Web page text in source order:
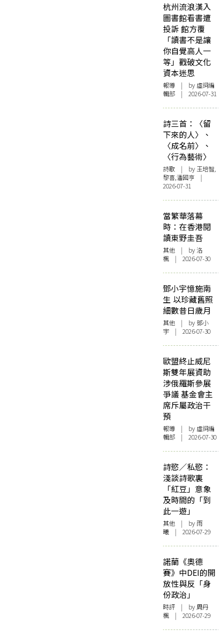
杭州流浪漢入
圖書館看書遭
投訴 館方覆
「讀書不是讓
你自覺高人一
等」戳破文化
資本迷思
報導 | by 虛詞編
輯部 | 2026-07-31
詩三首：〈留
下來的人〉、
〈成名前〉、
〈行為藝術〉
詩歌 | by 王培智,
黎喜,潘國亨 |
2026-07-31
當繁華落幕
時：在香港閱
讀東野圭吾
其他 | by洛
楓 | 2026-07-30
鄧小宇憶施南
生 以珍藏舊照
細數昔日歲月
其他 | by 鄧小
宇 | 2026-07-30
歐盟終止威尼
斯雙年展資助
涉俄羅斯參展
爭議 基金會主
席斥屬政治干
預
報導 | by 虛詞編
輯部 | 2026-07-30
詩慾／私慾：
淺談詩歌裏
「紅豆」意象
及時間的「到
此一遊」
其他 | by 雨
曦 | 2026-07-29
諾蘭《奧德
賽》中DEI的開
放性與反「身
份政治」
時評 | by周丹
楓 | 2026-07-29